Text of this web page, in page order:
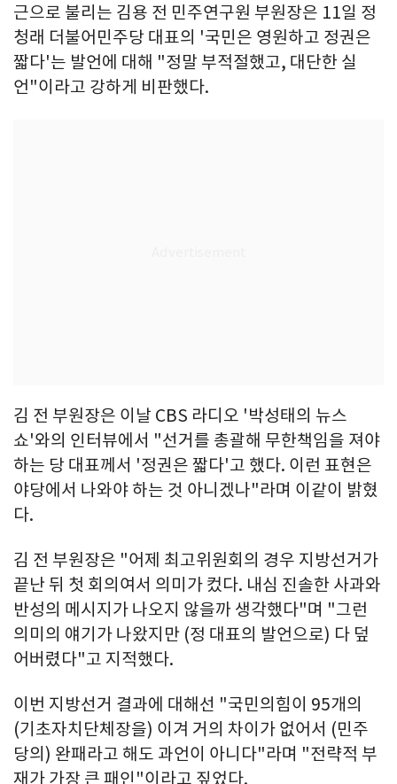
근으로 불리는 김용 전 민주연구원 부원장은 11일 정
청래 더불어민주당 대표의 '국민은 영원하고 정권은
짧다'는 발언에 대해 "정말 부적절했고, 대단한 실
언"이라고 강하게 비판했다.
김 전 부원장은 이날 CBS 라디오 '박성태의 뉴스
쇼'와의 인터뷰에서 "선거를 총괄해 무한책임을 져야
하는 당 대표께서 '정권은 짧다'고 했다. 이런 표현은
야당에서 나와야 하는 것 아니겠나"라며 이같이 밝혔
다.
김 전 부원장은 "어제 최고위원회의 경우 지방선거가
끝난 뒤 첫 회의여서 의미가 컸다. 내심 진솔한 사과와
반성의 메시지가 나오지 않을까 생각했다"며 "그런
의미의 얘기가 나왔지만 (정 대표의 발언으로) 다 덮
어버렸다"고 지적했다.
이번 지방선거 결과에 대해선 "국민의힘이 95개의
(기초자치단체장을) 이겨 거의 차이가 없어서 (민주
당의) 완패라고 해도 과언이 아니다"라며 "전략적 부
재가 가장 큰 패인"이라고 짚었다.